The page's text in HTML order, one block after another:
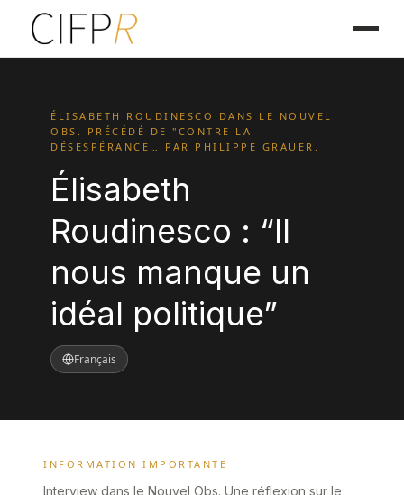
ÉLISABETH ROUDINESCO DANS LE NOUVEL
OBS. PRÉCÉDÉ DE "CONTRE LA
DÉSESPÉRANCE… PAR PHILIPPE GRAUER.
Élisabeth
Roudinesco : “Il
nous manque un
idéal politique”
Français
INFORMATION IMPORTANTE
Interview dans le Nouvel Obs. Une réflexion sur le